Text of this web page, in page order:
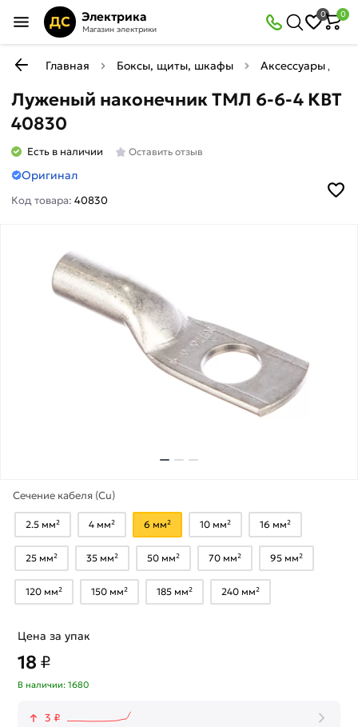
ДС Электрика
Магазин электрики
0 0
Главная Боксы, щиты, шкафы Аксессуары для
Луженый наконечник ТМЛ 6-6-4 КВТ
40830
Есть в наличии Оставить отзыв
Оригинал
Код товара:40830
Сечение кабеля (Cu)
2.5 мм² 4 мм² 6 мм² 10 мм² 16 мм²
25 мм² 35 мм² 50 мм² 70 мм² 95 мм²
120 мм² 150 мм² 185 мм² 240 мм²
Цена за упак
18 ₽
В наличии: 1680
3 ₽